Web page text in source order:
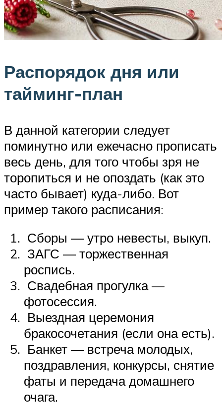
Распорядок дня или
тайминг-план
В данной категории следует
поминутно или ежечасно прописать
весь день, для того чтобы зря не
торопиться и не опоздать (как это
часто бывает) куда-либо. Вот
пример такого расписания:
Сборы — утро невесты, выкуп.
ЗАГС — торжественная
роспись.
Свадебная прогулка —
фотосессия.
Выездная церемония
бракосочетания (если она есть).
Банкет — встреча молодых,
поздравления, конкурсы, снятие
фаты и передача домашнего
очага.